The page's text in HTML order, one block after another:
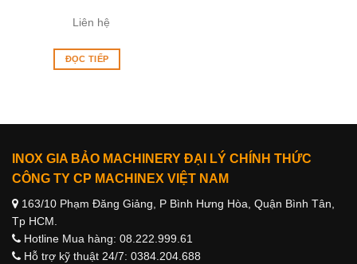
Liên hệ
ĐỌC TIẾP
INOX GIA BẢO MACHINERY ĐẠI LÝ CHÍNH THỨC
CÔNG TY CP MACHINEX VIỆT NAM
163/10 Phạm Đăng Giảng, P Bình Hưng Hòa, Quận Bình Tân,
Tp HCM.
Hotline Mua hàng: 08.222.999.61
Hỗ trợ kỹ thuật 24/7: 0384.204.688